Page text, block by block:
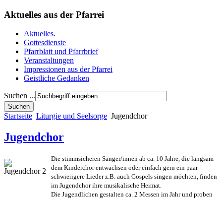
Aktuelles aus der Pfarrei
Aktuelles.
Gottesdienste
Pfarrblatt und Pfarrbrief
Veranstaltungen
Impressionen aus der Pfarrei
Geistliche Gedanken
Suchen ...
Startseite Liturgie und Seelsorge Jugendchor
Jugendchor
Die stimmsicheren Sänger/innen ab ca. 10 Jahre, die langsam
dem Kinderchor entwachsen oder einfach gern ein paar
schwierigere Lieder z.B. auch Gospels singen möchten, finden
im Jugendchor ihre musikalische Heimat.
Die Jugendlichen gestalten ca. 2 Messen im Jahr und proben